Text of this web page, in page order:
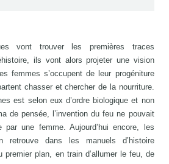
vont trouver les premières traces
ils vont alors projeter une vision
femmes s’occupent de leur progéniture
chasser et chercher de la nourriture.
est selon eux d’ordre biologique et non
de pensée, l’invention du feu ne pouvait
une femme. Aujourd’hui encore, les
retrouve dans les manuels d’histoire
premier plan, en train d’allumer le feu, de